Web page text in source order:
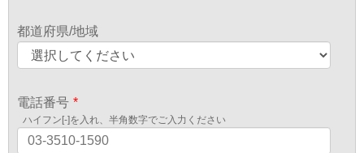
都道府県/地域
電話番号 *
ハイフン[-]を入れ、半角数字でご入力ください